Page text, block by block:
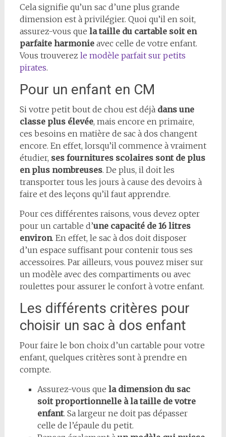
Cela signifie qu’un sac d’une plus grande
dimension est à privilégier. Quoi qu’il en soit,
assurez-vous que la taille du cartable soit en
parfaite harmonieavec celle de votre enfant.
Vous trouverez le modèle parfait sur petits
pirates.
Pour un enfant en CM
Si votre petit bout de chou est déjà dans une
classe plus élevée, mais encore en primaire,
ces besoins en matière de sac à dos changent
encore. En effet, lorsqu’il commence à vraiment
étudier, ses fournitures scolaires sont de plus
en plus nombreuses. De plus, il doit les
transporter tous les jours à cause des devoirs à
faire et des leçons qu’il faut apprendre.
Pour ces différentes raisons, vous devez opter
pour un cartable d’une capacité de 16 litres
environ. En effet, le sac à dos doit disposer
d’un espace suffisant pour contenir tous ses
accessoires. Par ailleurs, vous pouvez miser sur
un modèle avec des compartiments ou avec
roulettes pour assurer le confort à votre enfant.
Les différents critères pour
choisir un sac à dos enfant
Pour faire le bon choix d’un cartable pour votre
enfant, quelques critères sont à prendre en
compte.
Assurez-vous que la dimension du sac
soit proportionnelle à la taille de votre
enfant. Sa largeur ne doit pas dépasser
celle de l’épaule du petit.